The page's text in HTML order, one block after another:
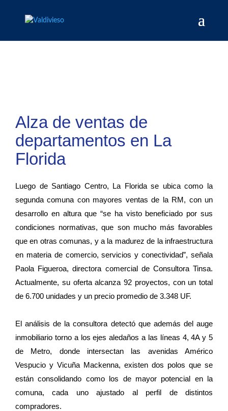
Alza de ventas de
departamentos en La
Florida
Luego de Santiago Centro, La Florida se ubica como la
segunda comuna con mayores ventas de la RM, con un
desarrollo en altura que “se ha visto beneficiado por sus
condiciones normativas, que son mucho más favorables
que en otras comunas, y a la madurez de la infraestructura
en materia de comercio, servicios y conectividad”, señala
Paola Figueroa, directora comercial de Consultora Tinsa.
Actualmente, su oferta alcanza 92 proyectos, con un total
de 6.700 unidades y un precio promedio de 3.348 UF.
El análisis de la consultora detectó que además del auge
inmobiliario torno a los ejes aledaños a las líneas 4, 4A y 5
de Metro, donde intersectan las avenidas Américo
Vespucio y Vicuña Mackenna, existen dos polos que se
están consolidando como los de mayor potencial en la
comuna, cada uno ajustado al perfil de distintos
compradores.